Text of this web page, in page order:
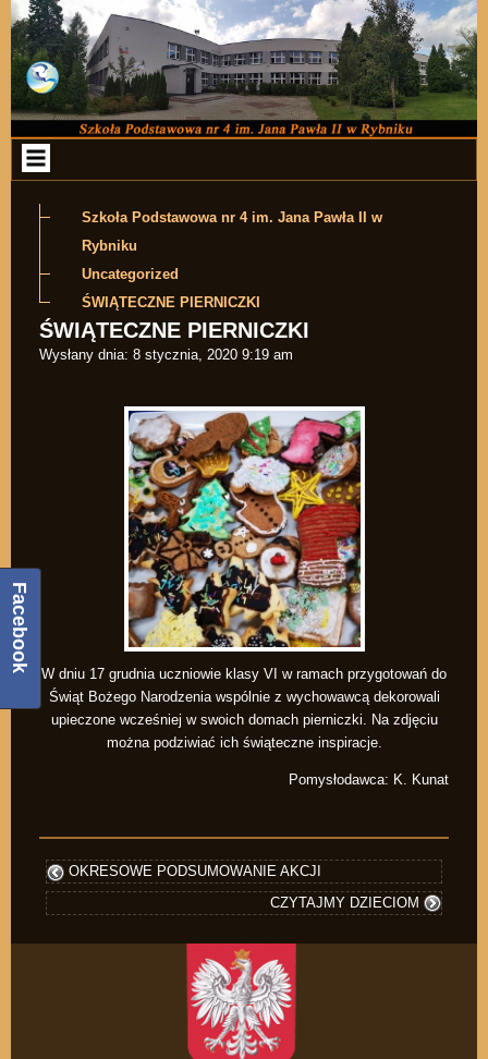
Przejdź do zawartości
Szkoła Podstawowa nr 4 im. Jana Pawła II w
Rybniku
Uncategorized
ŚWIĄTECZNE PIERNICZKI
ŚWIĄTECZNE PIERNICZKI
Wysłany dnia: 8 stycznia, 2020 9:19 am
W dniu 17 grudnia uczniowie klasy VI w ramach przygotowań do
Świąt Bożego Narodzenia wspólnie z wychowawcą dekorowali
upieczone wcześniej w swoich domach pierniczki. Na zdjęciu
można podziwiać ich świąteczne inspiracje.
Pomysłodawca: K. Kunat
OKRESOWE PODSUMOWANIE AKCJI
CZYTAJMY DZIECIOM
Facebook